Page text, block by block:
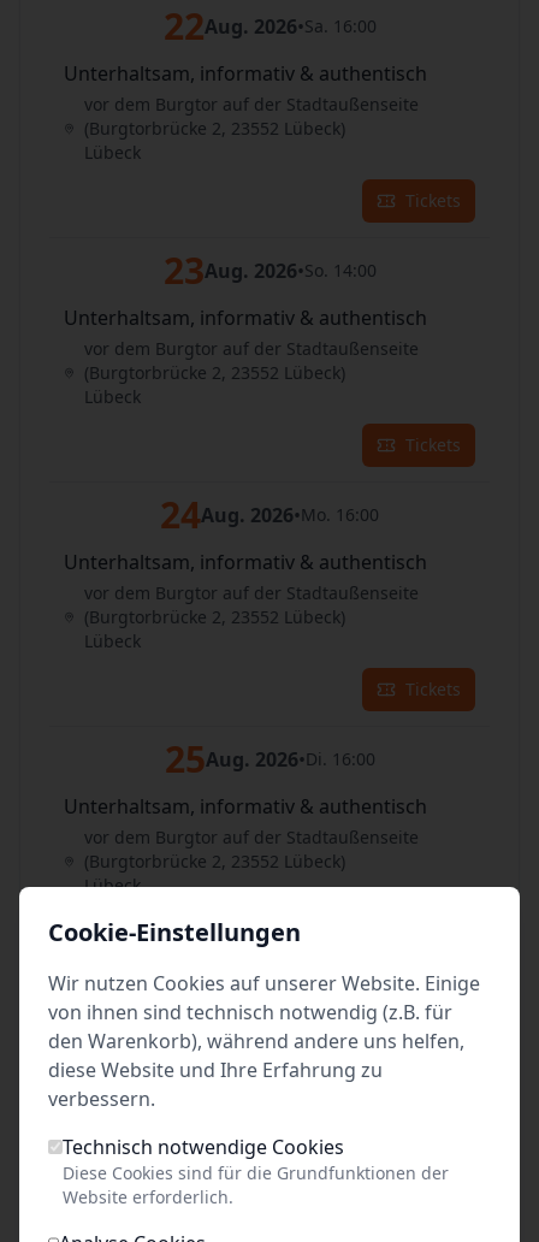
22Aug. 2026•Sa. 16:00
Unterhaltsam, informativ & authentisch
vor dem Burgtor auf der Stadtaußenseite
(Burgtorbrücke 2, 23552 Lübeck)
Lübeck
Tickets
23Aug. 2026•So. 14:00
Unterhaltsam, informativ & authentisch
vor dem Burgtor auf der Stadtaußenseite
(Burgtorbrücke 2, 23552 Lübeck)
Lübeck
Tickets
24Aug. 2026•Mo. 16:00
Unterhaltsam, informativ & authentisch
vor dem Burgtor auf der Stadtaußenseite
(Burgtorbrücke 2, 23552 Lübeck)
Lübeck
Tickets
25Aug. 2026•Di. 16:00
Unterhaltsam, informativ & authentisch
vor dem Burgtor auf der Stadtaußenseite
(Burgtorbrücke 2, 23552 Lübeck)
Lübeck
26Aug. 2026•Mi. 14:00
Unterhaltsam, informativ & authentisch
vor dem Burgtor auf der Stadtaußenseite
(Burgtorbrücke 2, 23552 Lübeck)
Tickets
Cookie-Einstellungen
Wir nutzen Cookies auf unserer Website. Einige
von ihnen sind technisch notwendig (z.B. für
den Warenkorb), während andere uns helfen,
diese Website und Ihre Erfahrung zu
verbessern.
Technisch notwendige Cookies
Diese Cookies sind für die Grundfunktionen der
Website erforderlich.